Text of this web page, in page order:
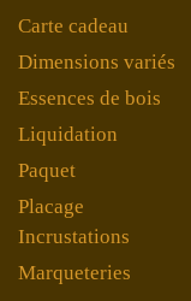
Carte cadeau
Dimensions variés
Essences de bois
Liquidation
Paquet
Placage
Incrustations
Marqueteries